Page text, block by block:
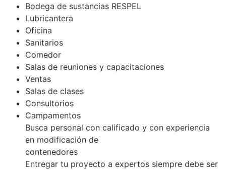
Bodega de sustancias RESPEL
Lubricantera
Oficina
Sanitarios
Comedor
Salas de reuniones y capacitaciones
Ventas
Salas de clases
Consultorios
Campamentos
Busca personal con calificado y con experiencia
en modificación de
contenedores
Entregar tu proyecto a expertos siempre debe ser